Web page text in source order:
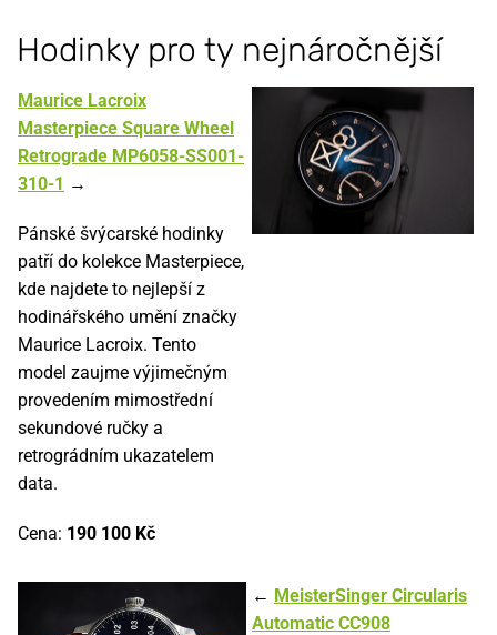
Hodinky pro ty nejnáročnější
Maurice Lacroix
Masterpiece Square Wheel
Retrograde MP6058-SS001-
310-1 →
Pánské švýcarské hodinky
patří do kolekce Masterpiece,
kde najdete to nejlepší z
hodinářského umění značky
Maurice Lacroix. Tento
model zaujme výjimečným
provedením mimostřední
sekundové ručky a
retrográdním ukazatelem
data.
Cena: 190 100 Kč
← MeisterSinger Circularis
Automatic CC908